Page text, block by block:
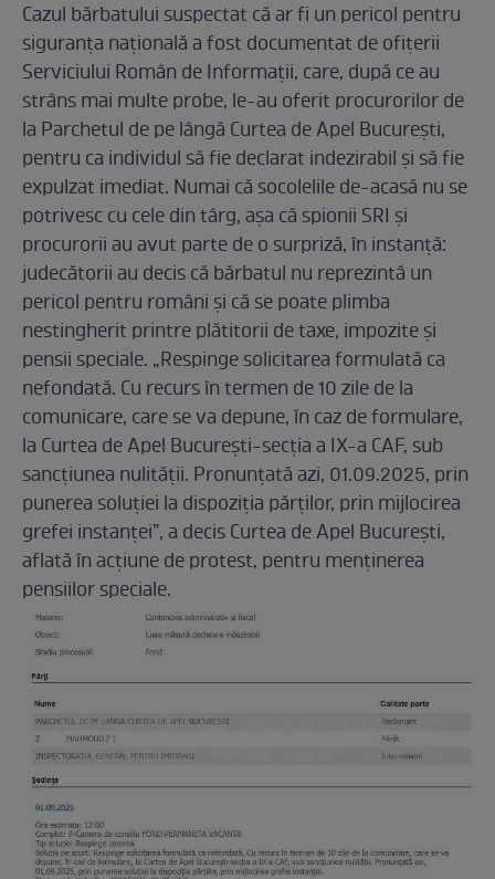
Cazul bărbatului suspectat că ar fi un pericol pentru
siguranța națională a fost documentat de ofițerii
Serviciului Român de Informații, care, după ce au
strâns mai multe probe, le-au oferit procurorilor de
la Parchetul de pe lângă Curtea de Apel București,
pentru ca individul să fie declarat indezirabil și să fie
expulzat imediat. Numai că socolelile de-acasă nu se
potrivesc cu cele din târg, așa că spionii SRI și
procurorii au avut parte de o surpriză, în instanță:
judecătorii au decis că bărbatul nu reprezintă un
pericol pentru români și că se poate plimba
nestingherit printre plătitorii de taxe, impozite și
pensii speciale. „Respinge solicitarea formulată ca
nefondată. Cu recurs în termen de 10 zile de la
comunicare, care se va depune, în caz de formulare,
la Curtea de Apel Bucureşti-secţia a IX-a CAF, sub
sancţiunea nulităţii. Pronunţată azi, 01.09.2025, prin
punerea soluţiei la dispoziţia părţilor, prin mijlocirea
grefei instanţei”, a decis Curtea de Apel București,
aflată în acțiune de protest, pentru menținerea
pensiilor speciale.